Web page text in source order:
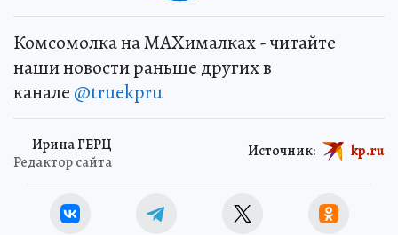
Комсомолка на MAXималках - читайте
наши новости раньше других в
канале @truekpru
Ирина ГЕРЦ
Редактор сайта
Источник: kp.ru